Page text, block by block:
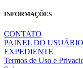
INFORMAÇÕES
CONTATO
PAINEL DO USUÁRIO
EXPEDIENTE
Termos de Uso e